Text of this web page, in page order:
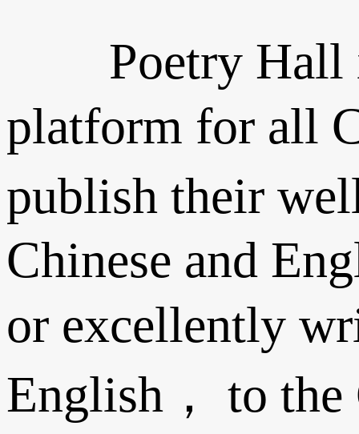
Poetry Hall is
platform for all
publish their
Chinese and
or excellently
English， to the